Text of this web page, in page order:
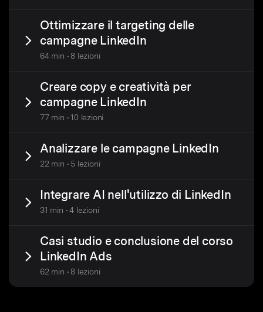
Ottimizzare il targeting delle
campagne LinkedIn
64 min • 8 lezioni
Creare copy e creatività per
campagne LinkedIn
77 min • 10 lezioni
Analizzare le campagne LinkedIn
22 min • 5 lezioni
Integrare AI nell'utilizzo di LinkedIn
31 min • 4 lezioni
Casi studio e conclusione del corso
LinkedIn Ads
62 min • 8 lezioni